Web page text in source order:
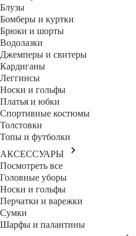
Блузы
Бомберы и куртки
Брюки и шорты
Водолазки
Джемперы и свитеры
Кардиганы
Леггинсы
Носки и гольфы
Платья и юбки
Спортивные костюмы
Толстовки
Топы и футболки
АКСЕССУАРЫ
Посмотреть все
Головные уборы
Носки и гольфы
Перчатки и варежки
Сумки
Шарфы и палантины